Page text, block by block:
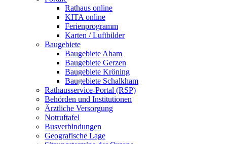
Rathaus online
KITA online
Ferienprogramm
Karten / Luftbilder
Baugebiete
Baugebiete Aham
Baugebiete Gerzen
Baugebiete Kröning
Baugebiete Schalkham
Rathausservice-Portal (RSP)
Behörden und Institutionen
Ärztliche Versorgung
Notruftafel
Busverbindungen
Geografische Lage